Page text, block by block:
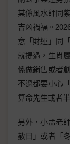
其係風水師同
吉凶禍福。
意「財運」同
就提過，生肖
係做銷售或者
不過都要小心
算命先生或者
另外，小孟老
赦日」或者「